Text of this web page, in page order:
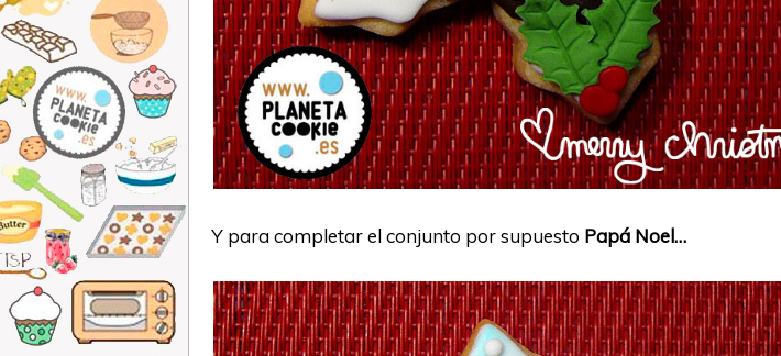
Y para completar el conjunto por supuesto Papá Noel…